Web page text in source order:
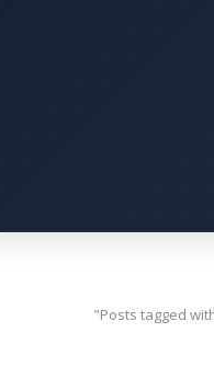
Posts tagged